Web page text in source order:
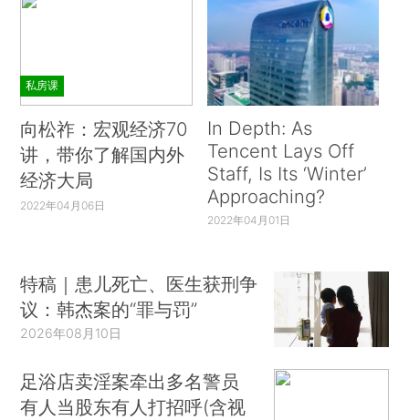
私房课
向松祚：宏观经济70
讲，带你了解国内外
经济大局
2022年04月06日
In Depth: As
Tencent Lays Off
Staff, Is Its ‘Winter’
Approaching?
2022年04月01日
特稿｜患儿死亡、医生获刑争
议：韩杰案的“罪与罚”
2026年08月10日
足浴店卖淫案牵出多名警员
有人当股东有人打招呼(含视